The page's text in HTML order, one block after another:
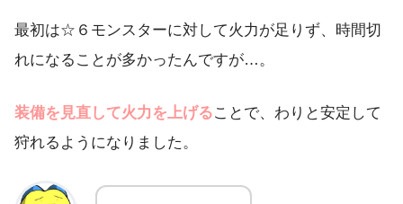
最初は☆６モンスターに対して火力が足りず、時間切
れになることが多かったんですが…。
装備を見直して火力を上げることで、わりと安定して
狩れるようになりました。